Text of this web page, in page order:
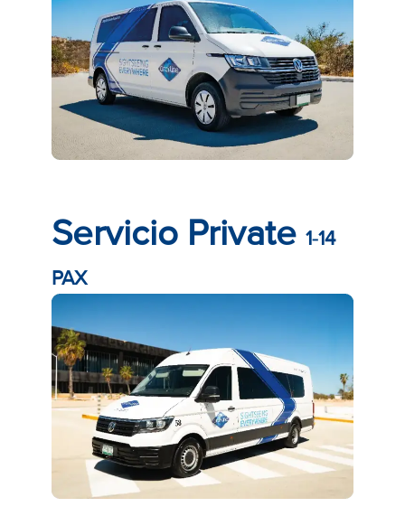
Servicio Private 1-14
PAX